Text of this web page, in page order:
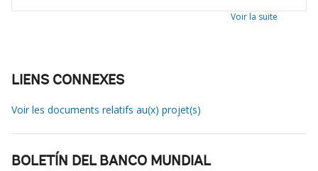
Voir la suite
LIENS CONNEXES
Voir les documents relatifs au(x) projet(s)
BOLETÍN DEL BANCO MUNDIAL